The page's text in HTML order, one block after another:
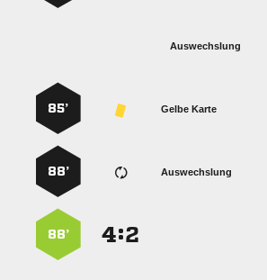
Auswechslung
Gelbe Karte
85’
Auswechslung
88’
:
88’